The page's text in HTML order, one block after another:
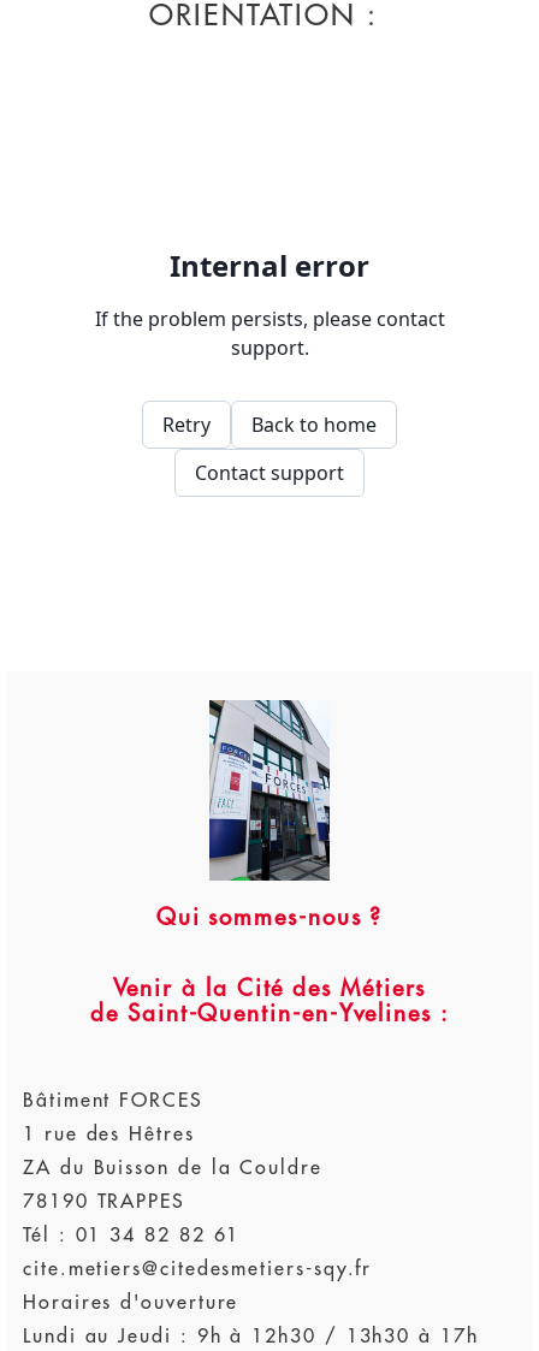
ORIENTATION :
Qui sommes-nous ?
Venir à la Cité des Métiers
de Saint-Quentin-en-Yvelines :
Bâtiment FORCES
1 rue des Hêtres
ZA du Buisson de la Couldre
78190 TRAPPES
Tél : 01 34 82 82 61
cite.metiers@citedesmetiers-sqy.fr
Horaires d'ouverture
Lundi au Jeudi : 9h à 12h30 / 13h30 à 17h